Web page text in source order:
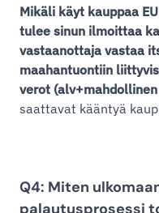
Mikäli käyt kauppaa
tulee sinun ilmoittaa
vastaanottaja vastaa
maahantuontiin
verot
saattavat kääntyä
Q4: Miten
palautusprosessi